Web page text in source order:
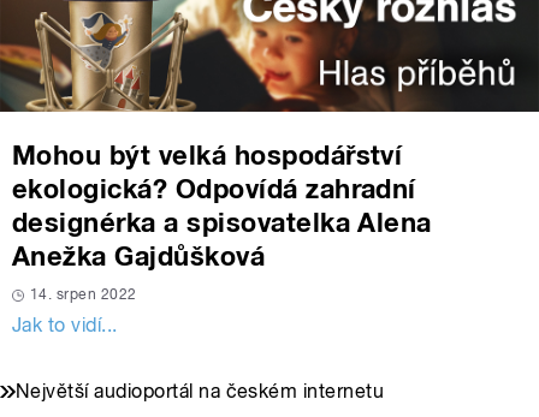
Mohou být velká hospodářství
ekologická? Odpovídá zahradní
designérka a spisovatelka Alena
Anežka Gajdůšková
14. srpen 2022
Jak to vidí...
Největší audioportál na českém internetu